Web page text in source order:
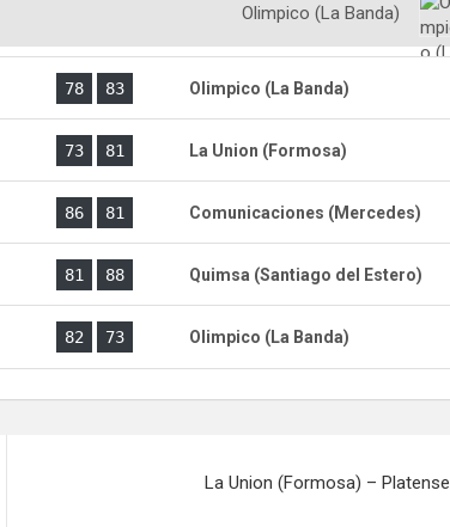
Olimpico (La Banda)
78 83 Olimpico (La Banda)
73 81 La Union (Formosa)
86 81 Comunicaciones (Mercedes)
81 88 Quimsa (Santiago del Estero)
82 73 Olimpico (La Banda)
La Union (Formosa) – Platense